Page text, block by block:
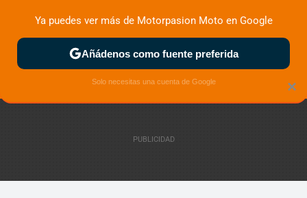
ZONA DE PRUEBAS DEPORTIVAS MOTOS ELÉCTRICAS
×
Ya puedes ver más de Motorpasion Moto en Google
Añádenos como fuente preferida
Solo necesitas una cuenta de Google